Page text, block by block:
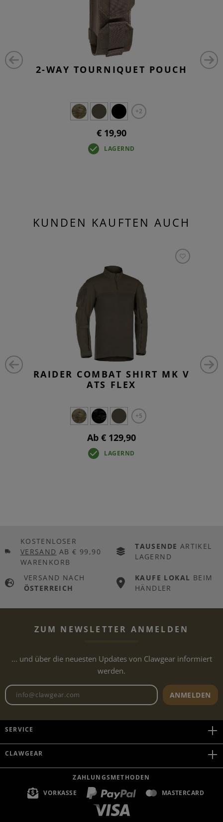
2-WAY TOURNIQUET POUCH
+2
€ 19,90
LAGERND
KUNDEN KAUFTEN AUCH
RAIDER COMBAT SHIRT MK V
ATS FLEX
+5
Ab € 129,90
LAGERND
KOSTENLOSER
VERSAND AB € 99,90
WARENKORB
TAUSENDE ARTIKEL
LAGERND
VERSAND NACH
ÖSTERREICH
KAUFE LOKAL BEIM
HÄNDLER
ZUM NEWSLETTER ANMELDEN
... und über die neuesten Updates von Clawgear informiert
werden.
Newsletter E-Mail-Adresse
ANMELDEN
SERVICE
CLAWGEAR
ZAHLUNGSMETHODEN
VORKASSE
MASTERCARD